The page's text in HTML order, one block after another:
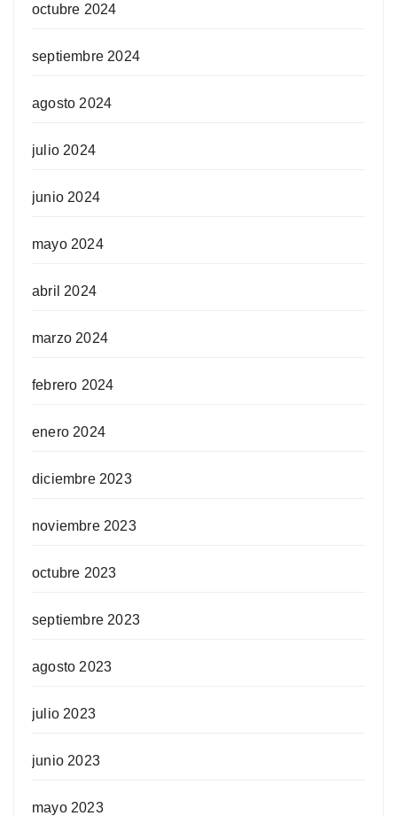
octubre 2024
septiembre 2024
agosto 2024
julio 2024
junio 2024
mayo 2024
abril 2024
marzo 2024
febrero 2024
enero 2024
diciembre 2023
noviembre 2023
octubre 2023
septiembre 2023
agosto 2023
julio 2023
junio 2023
mayo 2023